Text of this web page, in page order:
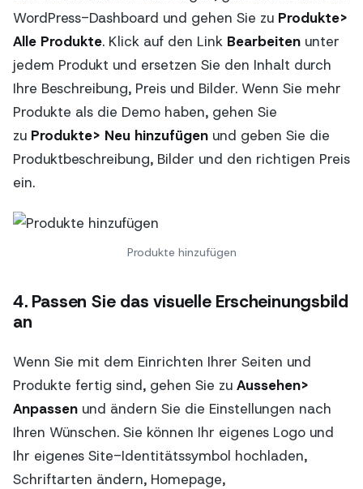
WordPress-Dashboard und gehen Sie zu Produkte>
Alle Produkte. Klick auf den Link Bearbeiten unter
jedem Produkt und ersetzen Sie den Inhalt durch
Ihre Beschreibung, Preis und Bilder. Wenn Sie mehr
Produkte als die Demo haben, gehen Sie
zu Produkte> Neu hinzufügen und geben Sie die
Produktbeschreibung, Bilder und den richtigen Preis
ein.
Produkte hinzufügen
4. Passen Sie das visuelle Erscheinungsbild
an
Wenn Sie mit dem Einrichten Ihrer Seiten und
Produkte fertig sind, gehen Sie zu Aussehen>
Anpassen und ändern Sie die Einstellungen nach
Ihren Wünschen. Sie können Ihr eigenes Logo und
Ihr eigenes Site-Identitätssymbol hochladen,
Schriftarten ändern, Homepage,